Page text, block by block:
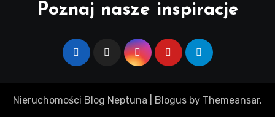
Poznaj nasze inspiracje
Nieruchomości Blog Neptuna Blogus by Themeansar.